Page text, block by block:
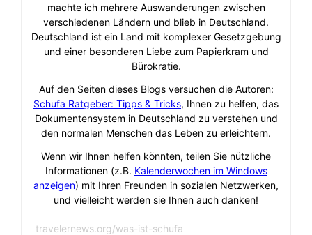
machte ich mehrere Auswanderungen zwischen
verschiedenen Ländern und blieb in Deutschland.
Deutschland ist ein Land mit komplexer Gesetzgebung
und einer besonderen Liebe zum Papierkram und
Bürokratie.
Auf den Seiten dieses Blogs versuchen die Autoren:
Schufa Ratgeber: Tipps & Tricks, Ihnen zu helfen, das
Dokumentensystem in Deutschland zu verstehen und
den normalen Menschen das Leben zu erleichtern.
Wenn wir Ihnen helfen könnten, teilen Sie nützliche
Informationen (z.B. Kalenderwochen im Windows
anzeigen) mit Ihren Freunden in sozialen Netzwerken,
und vielleicht werden sie Ihnen auch danken!
travelernews.org/was-ist-schufa